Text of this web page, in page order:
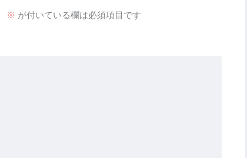
※ が付いている欄は必須項目です